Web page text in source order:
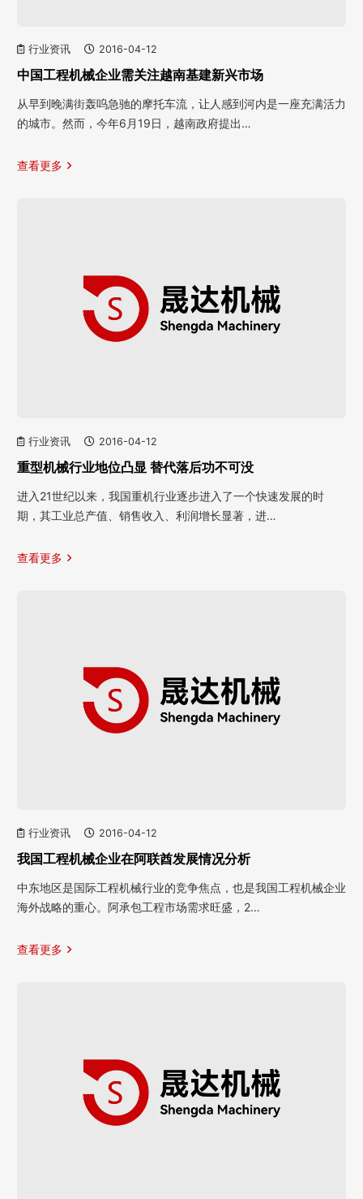
行业资讯 2016-04-12
中国工程机械企业需关注越南基建新兴市场
从早到晚满街轰呜急驰的摩托车流，让人感到河内是一座充满活力
的城市。然而，今年6月19日，越南政府提出…
查看更多
行业资讯 2016-04-12
重型机械行业地位凸显 替代落后功不可没
进入21世纪以来，我国重机行业逐步进入了一个快速发展的时
期，其工业总产值、销售收入、利润增长显著，进…
查看更多
行业资讯 2016-04-12
我国工程机械企业在阿联酋发展情况分析
中东地区是国际工程机械行业的竞争焦点，也是我国工程机械企业
海外战略的重心。阿承包工程市场需求旺盛，2…
查看更多